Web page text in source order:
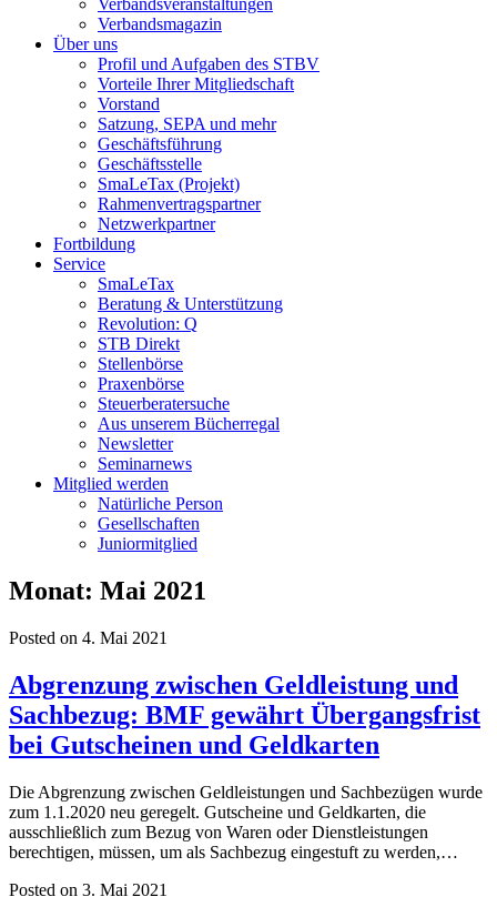
Verbandsveranstaltungen
Verbandsmagazin
Über uns
Profil und Aufgaben des STBV
Vorteile Ihrer Mitgliedschaft
Vorstand
Satzung, SEPA und mehr
Geschäftsführung
Geschäftsstelle
SmaLeTax (Projekt)
Rahmenvertragspartner
Netzwerkpartner
Fortbildung
Service
SmaLeTax
Beratung & Unterstützung
Revolution: Q
STB Direkt
Stellenbörse
Praxenbörse
Steuerberatersuche
Aus unserem Bücherregal
Newsletter
Seminarnews
Mitglied werden
Natürliche Person
Gesellschaften
Juniormitglied
Monat: Mai 2021
Posted on 4. Mai 2021
Abgrenzung zwischen Geldleistung und
Sachbezug: BMF gewährt Übergangsfrist
bei Gutscheinen und Geldkarten
Die Abgrenzung zwischen Geldleistungen und Sachbezügen wurde
zum 1.1.2020 neu geregelt. Gutscheine und Geldkarten, die
ausschließlich zum Bezug von Waren oder Dienstleistungen
berechtigen, müssen, um als Sachbezug eingestuft zu werden,…
Posted on 3. Mai 2021